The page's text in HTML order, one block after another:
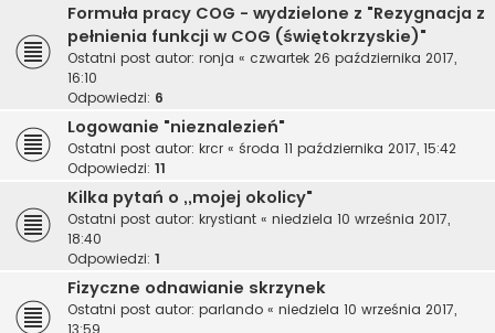
Formuła pracy COG - wydzielone z "Rezygnacja z
pełnienia funkcji w COG (świętokrzyskie)"
Ostatni post autor: ronja « czwartek 26 października 2017,
16:10
Odpowiedzi: 6
Logowanie "nieznalezień"
Ostatni post autor: krcr « środa 11 października 2017, 15:42
Odpowiedzi: 11
Kilka pytań o ,,mojej okolicy"
Ostatni post autor: krystiant « niedziela 10 września 2017,
18:40
Odpowiedzi: 1
Fizyczne odnawianie skrzynek
Ostatni post autor: parlando « niedziela 10 września 2017,
13:59